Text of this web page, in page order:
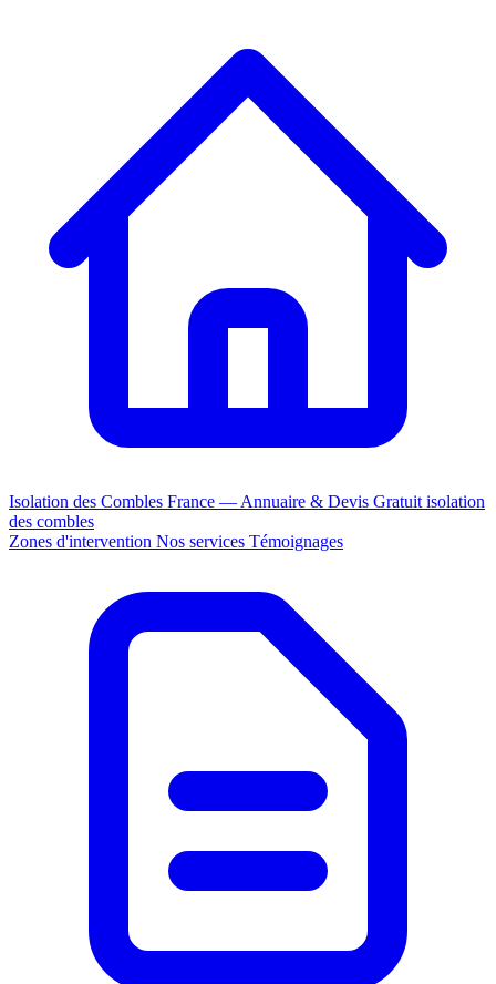
Isolation des Combles France — Annuaire & Devis Gratuit isolation
des combles
Zones d'intervention Nos services Témoignages